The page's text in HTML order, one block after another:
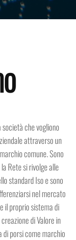
che vogliono
attraverso un
comune. Sono
Rete si rivolge alle
standard Iso e sono
nel mercato
il proprio sistema di
di Valore in
di porsi come marchio